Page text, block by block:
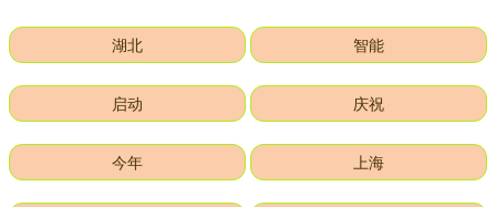
湖北 智能
启动 庆祝
今年 上海